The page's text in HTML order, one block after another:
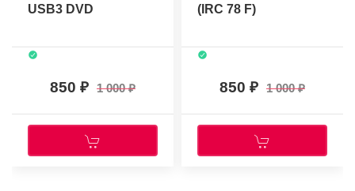
USB3 DVD
850 1 000
(IRC 78 F)
850 1 000